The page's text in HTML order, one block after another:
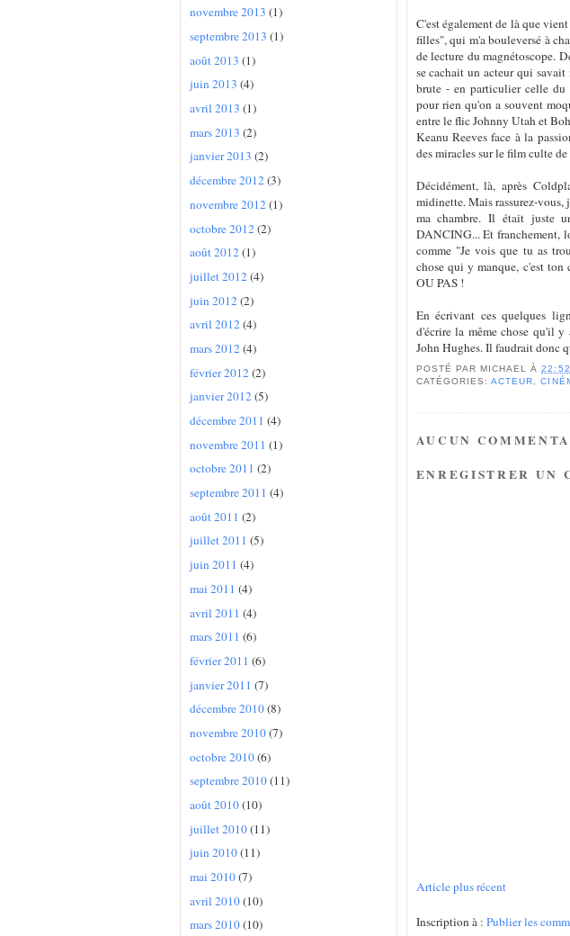
novembre 2013 (1)
septembre 2013 (1)
août 2013 (1)
juin 2013 (4)
avril 2013 (1)
mars 2013 (2)
janvier 2013 (2)
décembre 2012(3)
novembre 2012(1)
octobre 2012(2)
août 2012(1)
juillet 2012(4)
juin 2012(2)
avril 2012(4)
mars 2012(4)
février 2012(2)
janvier 2012(5)
décembre 2011 (4)
novembre 2011 (1)
octobre 2011 (2)
septembre 2011 (4)
août 2011 (2)
juillet 2011 (5)
juin 2011 (4)
mai 2011 (4)
avril 2011 (4)
mars 2011 (6)
février 2011 (6)
janvier 2011 (7)
décembre 2010(8)
novembre 2010(7)
octobre 2010(6)
septembre 2010(11)
août 2010(10)
juillet 2010(11)
juin 2010(11)
mai 2010(7)
avril 2010(10)
mars 2010(10)
C'est également de là que
filles", qui m'a bouleversé à
de lecture du magnétoscope.
se cachait un acteur qui
brute - en particulier celle du
pour rien qu'on a souvent
entre le flic Johnny Utah et
Keanu Reeves face à la
des miracles sur le film culte
Décidément, là, après
midinette. Mais rassurez-vous,
ma chambre. Il était juste
DANCING... Et franchement,
comme "Je vois que tu as
chose qui y manque, c'est
OU PAS !
En écrivant ces quelques
d'écrire la même chose qu'il y
John Hughes. Il faudrait donc
POSTÉ PAR MICHAEL À22:52
CATÉGORIES:ACTEUR ,
AUCUN
ENREGISTRER UN
Article plus récent
Inscription à : Publier les